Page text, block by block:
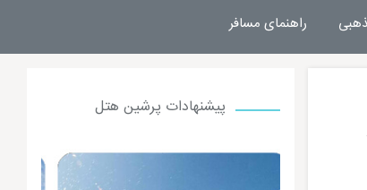
راهنمای مسافر
پیشنهادات پرشین هتل